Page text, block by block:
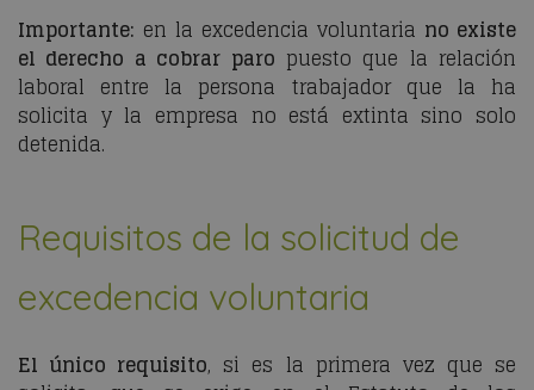
Importante: en la excedencia voluntaria no existe
el derecho a cobrar paro puesto que la relación
laboral entre la persona trabajador que la ha
solicita y la empresa no está extinta sino solo
detenida.
Requisitos de la solicitud de
excedencia voluntaria
El único requisito, si es la primera vez que se